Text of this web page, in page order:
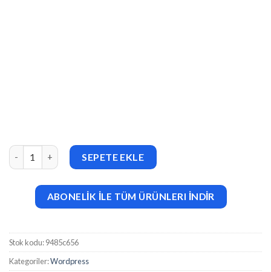
MyThemeShop Video (v2.2.10) WordPress Theme adet
SEPETE EKLE
ABONELİK İLE TÜM ÜRÜNLERI İNDİR
Stok kodu:9485c656
Kategoriler:Wordpress